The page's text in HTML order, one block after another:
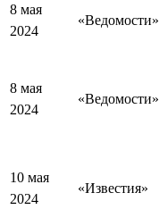
8 мая
2024
«Ведомости»
8 мая
2024
«Ведомости»
10 мая
2024
«Известия»